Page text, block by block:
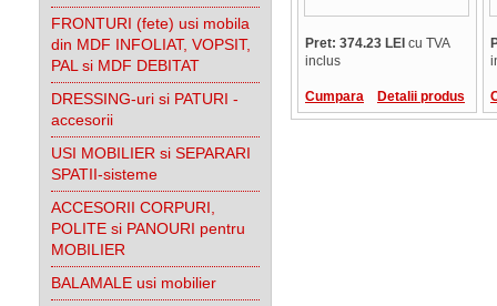
FRONTURI (fete) usi mobila
din MDF INFOLIAT, VOPSIT,
PAL si MDF DEBITAT
DRESSING-uri si PATURI -
accesorii
USI MOBILIER si SEPARARI
SPATII-sisteme
ACCESORII CORPURI,
POLITE si PANOURI pentru
MOBILIER
BALAMALE usi mobilier
Pret: 374.23 LEI cu TVA
inclus
Cumpara Detalii produs